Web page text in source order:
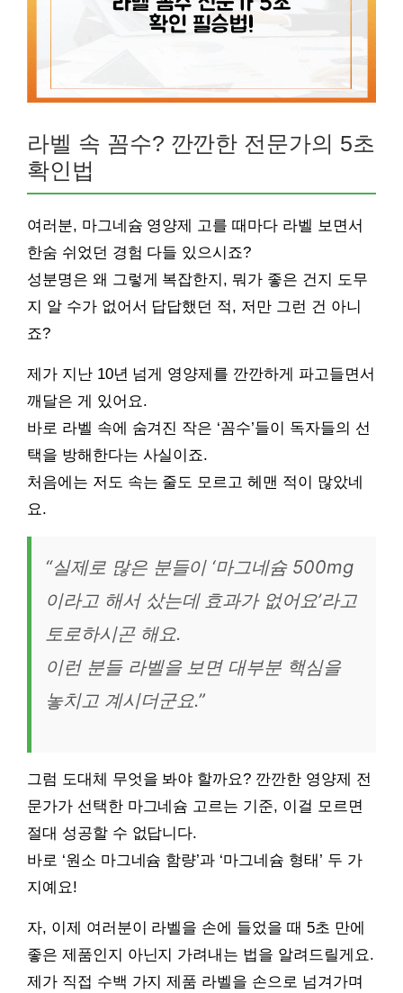
라벨 속 꼼수? 깐깐한 전문가의 5초
확인법
여러분, 마그네슘 영양제 고를 때마다 라벨 보면서
한숨 쉬었던 경험 다들 있으시죠?
성분명은 왜 그렇게 복잡한지, 뭐가 좋은 건지 도무
지 알 수가 없어서 답답했던 적, 저만 그런 건 아니
죠?
제가 지난 10년 넘게 영양제를 깐깐하게 파고들면서
깨달은 게 있어요.
바로 라벨 속에 숨겨진 작은 ‘꼼수’들이 독자들의 선
택을 방해한다는 사실이죠.
처음에는 저도 속는 줄도 모르고 헤맨 적이 많았네
요.
“실제로 많은 분들이 ‘마그네슘 500mg
이라고 해서 샀는데 효과가 없어요’라고
토로하시곤 해요.
이런 분들 라벨을 보면 대부분 핵심을
놓치고 계시더군요.”
그럼 도대체 무엇을 봐야 할까요? 깐깐한 영양제 전
문가가 선택한 마그네슘 고르는 기준, 이걸 모르면
절대 성공할 수 없답니다.
바로 ‘원소 마그네슘 함량’과 ‘마그네슘 형태’ 두 가
지예요!
자, 이제 여러분이 라벨을 손에 들었을 때 5초 만에
좋은 제품인지 아닌지 가려내는 법을 알려드릴게요.
제가 직접 수백 가지 제품 라벨을 손으로 넘겨가며